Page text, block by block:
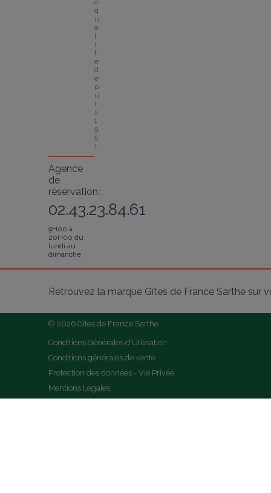
e
q
u
a
l
i
t
é
d
e
p
u
i
s
1
9
5
1
Agence
de
réservation :
02.43.23.84.61
9H00 à
20H00 du
lundi au
dimanche
Retrouvez la marque Gîtes de France Sarthe sur
© 2026 Gîtes de France Sarthe
Conditions Générales d'Utilisation
Conditions générales de vente
Protection des données - Vie Privée
Mentions Légales